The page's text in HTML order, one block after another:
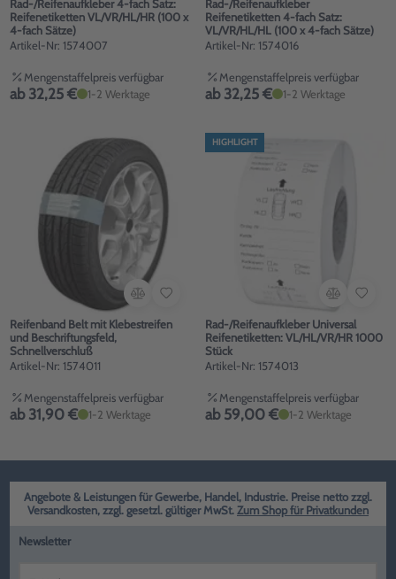
Rad-/Reifenaufkleber 4-fach Satz:
Reifenetiketten VL/VR/HL/HR (100 x
4-fach Sätze)
Artikel-Nr: 1574007
Mengenstaffelpreis verfügbar
ab 32,25 € 1-2 Werktage
Rad-/Reifenaufkleber
Reifenetiketten 4-fach Satz:
VL/VR/HL/HL (100 x 4-fach Sätze)
Artikel-Nr: 1574016
Mengenstaffelpreis verfügbar
ab 32,25 € 1-2 Werktage
Reifenband Belt mit Klebestreifen
und Beschriftungsfeld,
Schnellverschluß
Artikel-Nr: 1574011
Mengenstaffelpreis verfügbar
ab 31,90 € 1-2 Werktage
HIGHLIGHT
Rad-/Reifenaufkleber Universal
Reifenetiketten: VL/HL/VR/HR 1000
Stück
Artikel-Nr: 1574013
Mengenstaffelpreis verfügbar
ab 59,00 € 1-2 Werktage
Angebote & Leistungen für Gewerbe, Handel, Industrie. Preise netto zzgl.
Versandkosten, zzgl. gesetzl. gültiger MwSt. Zum Shop für Privatkunden
Newsletter